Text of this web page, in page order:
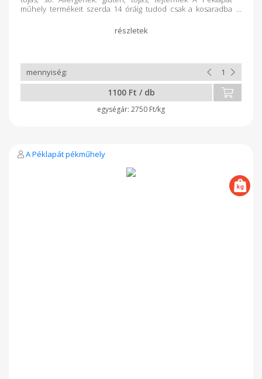
műhely termékeit szerda 14 óráig tudod csak a kosaradba
1100 Ft / db
2750 Ft/kg
A Péklapát pékműhely